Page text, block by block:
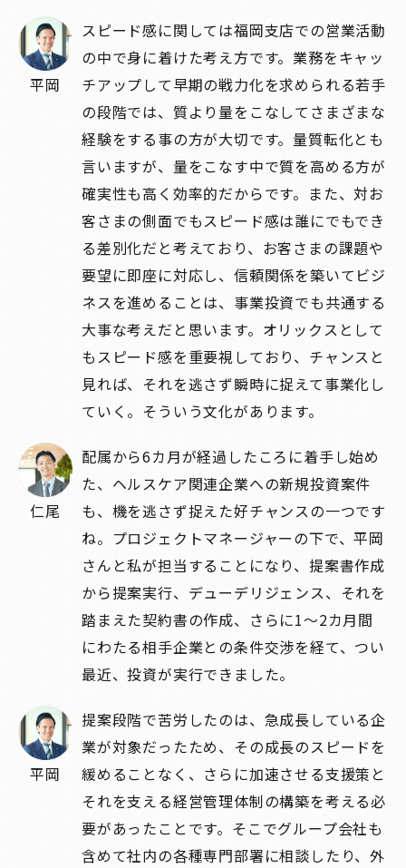
平岡
スピード感に関しては福岡支店での営業活動
の中で身に着けた考え方です。業務をキャッ
チアップして早期の戦力化を求められる若手
の段階では、質より量をこなしてさまざまな
経験をする事の方が大切です。量質転化とも
言いますが、量をこなす中で質を高める方が
確実性も高く効率的だからです。また、対お
客さまの側面でもスピード感は誰にでもでき
る差別化だと考えており、お客さまの課題や
要望に即座に対応し、信頼関係を築いてビジ
ネスを進めることは、事業投資でも共通する
大事な考えだと思います。オリックスとして
もスピード感を重要視しており、チャンスと
見れば、それを逃さず瞬時に捉えて事業化し
ていく。そういう文化があります。
仁尾
配属から6カ月が経過したころに着手し始め
た、ヘルスケア関連企業への新規投資案件
も、機を逃さず捉えた好チャンスの一つです
ね。プロジェクトマネージャーの下で、平岡
さんと私が担当することになり、提案書作成
から提案実行、デューデリジェンス、それを
踏まえた契約書の作成、さらに1〜2カ月間
にわたる相手企業との条件交渉を経て、つい
最近、投資が実行できました。
平岡
提案段階で苦労したのは、急成長している企
業が対象だったため、その成長のスピードを
緩めることなく、さらに加速させる支援策と
それを支える経営管理体制の構築を考える必
要があったことです。そこでグループ会社も
含めて社内の各種専門部署に相談したり、外